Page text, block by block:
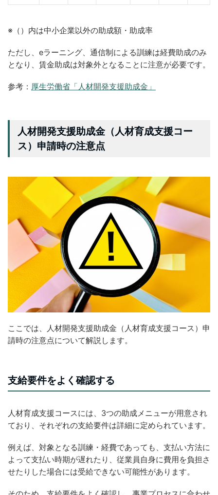
※（）内は中小企業以外の助成額・助成率
ただし、eラーニング、通信制による訓練は経費助成のみ
となり、賃金助成は対象外となることに注意が必要です。
参考： 厚生労働省「人材開発支援助成金」
人材開発支援助成金（人材育成支援コー
ス）申請時の注意点
ここでは、人材開発支援助成金（人材育成支援コース）申
請時の注意点について解説します。
支給要件をよく確認する
人材育成支援コースには、3つの助成メニューが用意され
ており、それぞれの支給要件は詳細に定められています。
例えば、対象となる訓練・経費であっても、支払い方法に
よって支払い時期が遅れたり、従業員自身に費用を負担さ
せたりした場合には受給できない可能性があります。